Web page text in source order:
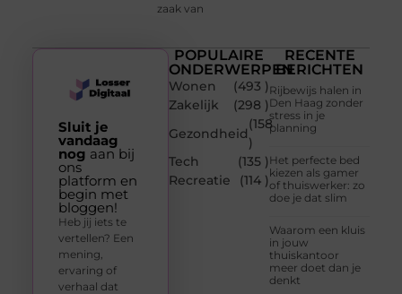
zaak van
POPULAIRE
ONDERWERPEN
Wonen
(493 )
Zakelijk
(298 )
Gezondheid
(158
)
Tech
(135 )
Recreatie
(114 )
RECENTE
BERICHTEN
Rijbewijs halen in
Den Haag zonder
stress in je
planning
Het perfecte bed
kiezen als gamer
of thuiswerker: zo
doe je dat slim
Waarom een kluis
in jouw
thuiskantoor
meer doet dan je
denkt
Sluit je
vandaag
nog aan bij
ons
platform en
begin met
bloggen!
Heb jij iets te
vertellen? Een
mening,
ervaring of
verhaal dat